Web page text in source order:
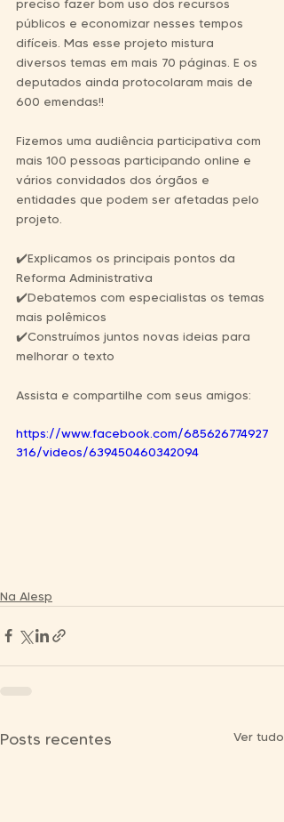
preciso fazer bom uso dos recursos
públicos e economizar nesses tempos
difíceis. Mas esse projeto mistura
diversos temas em mais 70 páginas. E os
deputados ainda protocolaram mais de
600 emendas!!
Fizemos uma audiência participativa com
mais 100 pessoas participando online e
vários convidados dos órgãos e
entidades que podem ser afetadas pelo
projeto.
✔️Explicamos os principais pontos da
Reforma Administrativa⁣
✔️Debatemos com especialistas os temas
mais polêmicos⁣
✔️Construímos juntos novas ideias para
melhorar o texto⁣
Assista e compartilhe com seus amigos:
https://www.facebook.com/685626774927
316/videos/639450460342094
Na Alesp
Posts recentes Ver tudo